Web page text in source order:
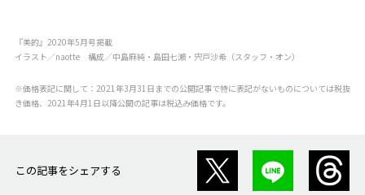
『美的』2020年5月号掲載
イラスト／naotte 構成／中島麻純・島田七瀬・宍戸沙希（スタッフ・オン）
※価格表記に関して：2021年3月31日までの公開記事で特に表記がないものについては税抜
き価格、2021年4月1日以降公開の記事は税込み価格です。
この記事をシェアする